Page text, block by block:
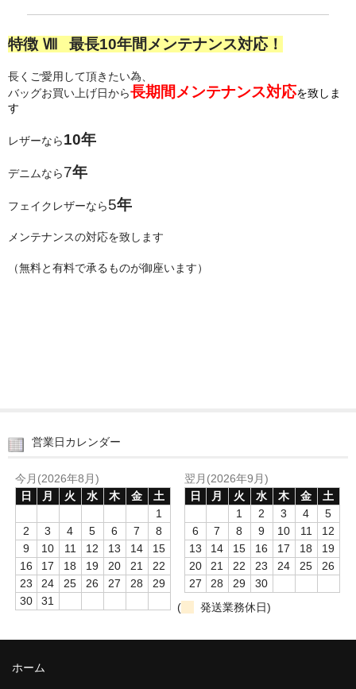
特徴 Ⅷ 最長10年間メンテナンス対応！
長くご愛用して頂きたい為、
バッグお買い上げ日から長期間 メンテナンス対応を致しま
す
レザーなら10年
デニムなら7年
フェイクレザーなら5年
メンテナンスの対応を致します
（無料と有料で承るものが御座います）
営業日カレンダー
今月(2026年8月)
日
月 火 水 木 金
土
1
2
3 4 5 6 7
8
9
10 11 12 13 14
15
16
17 18 19 20 21
22
23
24 25 26 27 28
29
30
31
翌月(2026年9月)
日
月 火 水 木 金
土
1
2 3 4
5
6
7 8 9 10 11
12
13
14 15 16 17 18
19
20
21 22 23 24 25
26
27
28 29
30
(
発送業務休日)
ホーム